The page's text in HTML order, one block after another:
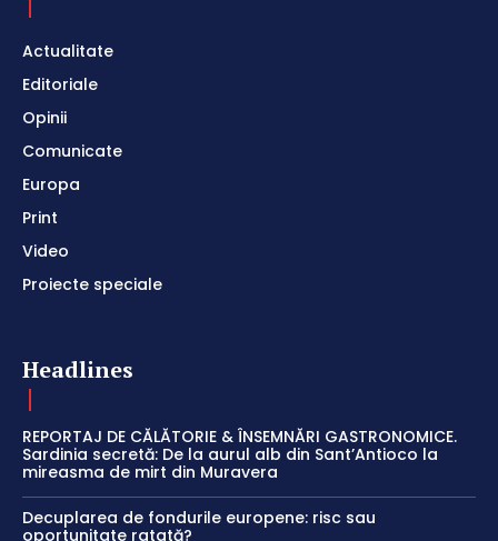
Actualitate
Editoriale
Opinii
Comunicate
Europa
Print
Video
Proiecte speciale
Headlines
REPORTAJ DE CĂLĂTORIE & ÎNSEMNĂRI GASTRONOMICE.
Sardinia secretă: De la aurul alb din Sant’Antioco la
mireasma de mirt din Muravera
Decuplarea de fondurile europene: risc sau
oportunitate ratată?